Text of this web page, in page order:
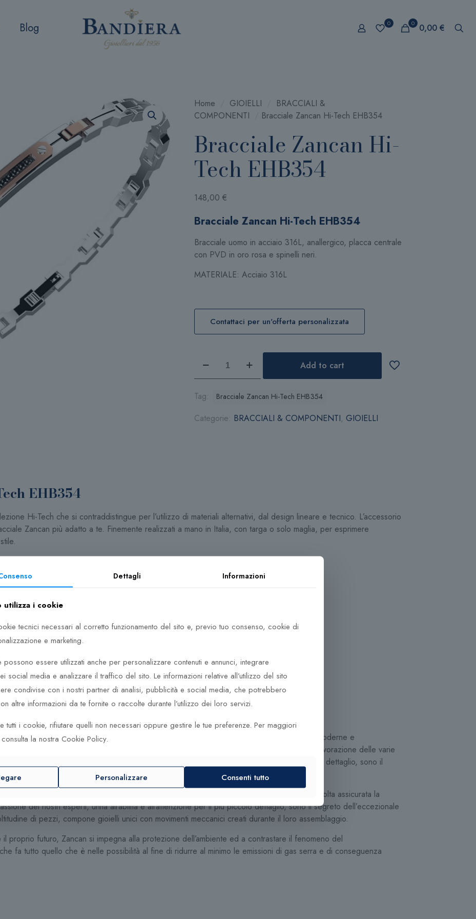
Blog 0 0 0,00 €
Home GIOIELLI
BRACCIALI &
COMPONENTI
Bracciale Zancan Hi-Tech EHB354
Bracciale Zancan Hi-
Tech EHB354
148,00 €
Bracciale Zancan Hi-Tech EHB354
Bracciale uomo in acciaio 316L, anallergico, placca centrale
con PVD in oro rosa e spinelli neri.
MATERIALE: Acciaio 316L
Contattaci per un'offerta personalizzata
Hi-
Tech
quantità
Add to cart
Tag: Bracciale Zancan Hi-Tech EHB354
Categorie: BRACCIALI & COMPONENTI, GIOIELLI
EHB354
Hi-Tech che si contraddistingue per l’utilizzo di materiali alternativi, dal design lineare e tecnico. L’accessorio
Zancan più adatto a te. Finemente realizzati a mano in Italia, con targa o solo maglia, per esprimere
neri
in un design curato in ogni dettaglio.
commistione tra autentiche tecniche artigianali e il continuo investimento in tecnologie moderne e
selezionati segue scrupolosamente ciascuna fase di produzione con cura maniacale, dalla lavorazione delle varie
preziose. La passione dei nostri esperti, unita all’abilità e all’attenzione per il più piccolo dettaglio, sono il
in ogni gioiello.
definito, all’interno del quale i prodotti vengono continuamente controllati, e solo una volta assicurata la
dei nostri esperti, unita all’abilità e all’attenzione per il più piccolo dettaglio, sono il segreto dell’eccezionale
di pezzi, compone gioielli unici con movimenti meccanici creati durante il loro assemblaggio.
proprio futuro, Zancan si impegna alla protezione dell’ambiente ed a contrastare il fenomeno del
fa tutto quello che è nelle possibilità al fine di ridurre al minimo le emissioni di gas serra e di conseguenza
Dettagli Informazioni
utilizza i cookie
tecnici necessari al corretto funzionamento del sito e, previo tuo consenso, cookie di
e marketing.
possono essere utilizzati anche per personalizzare contenuti e annunci, integrare
social media e analizzare il traffico del sito. Le informazioni relative all’utilizzo del sito
condivise con i nostri partner di analisi, pubblicità e social media, che potrebbero
altre informazioni da te fornite o raccolte durante l’utilizzo dei loro servizi.
tutti i cookie, rifiutare quelli non necessari oppure gestire le tue preferenze. Per maggiori
la nostra Cookie Policy.
Personalizzare Consenti tutto